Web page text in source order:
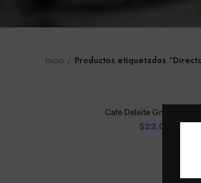
Inicio Productos etiquetados
AÑADIR AL CARRITO
Cafe Deleite Grano X 250
$22.000